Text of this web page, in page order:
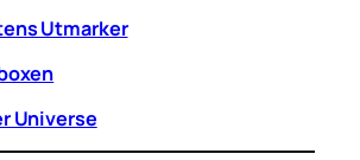
Utmarker
Universe